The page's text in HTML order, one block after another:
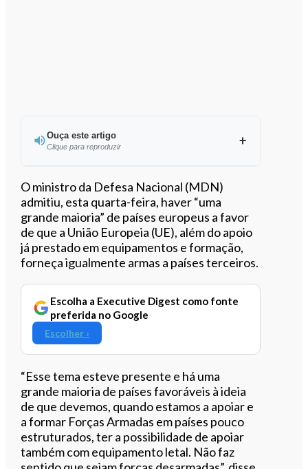
Ouça este artigo
Clique para reproduzir
Ouvir este artigo
O ministro da Defesa Nacional (MDN)
admitiu, esta quarta-feira, haver “uma
grande maioria” de países europeus a favor
de que a União Europeia (UE), além do apoio
já prestado em equipamentos e formação,
forneça igualmente armas a países terceiros.
Escolha a Executive Digest como fonte
preferida no Google
Escolher ›
“Esse tema esteve presente e há uma
grande maioria de países favoráveis à ideia
de que devemos, quando estamos a apoiar e
a formar Forças Armadas em países pouco
estruturados, ter a possibilidade de apoiar
também com equipamento letal. Não faz